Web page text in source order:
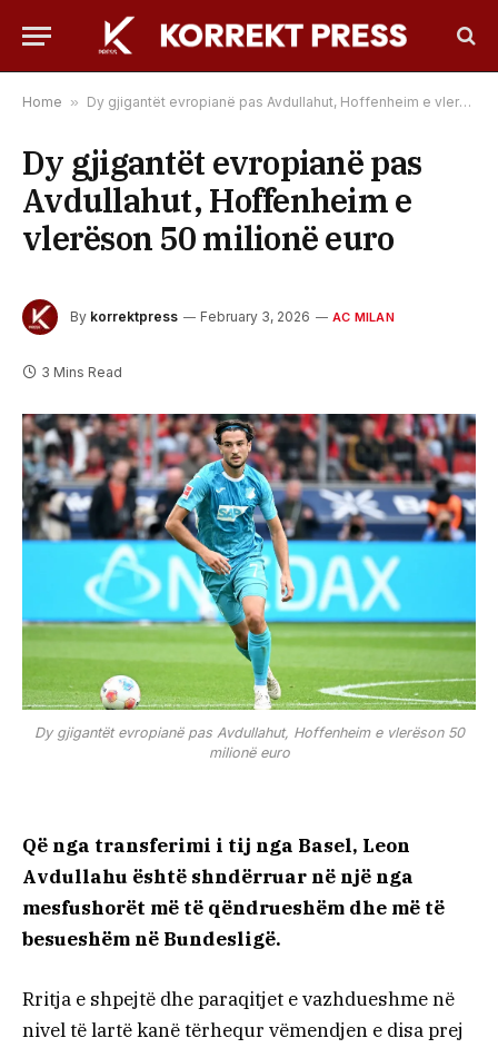
Home » Dy gjigantët evropianë pas Avdullahut, Hoffenheim e vlerëson 50 milionë euro
Dy gjigantët evropianë pas
Avdullahut, Hoffenheim e
vlerëson 50 milionë euro
By korrektpress February 3, 2026 AC MILAN
3 Mins Read
Dy gjigantët evropianë pas Avdullahut, Hoffenheim e vlerëson 50
milionë euro
Që nga transferimi i tij nga Basel, Leon
Avdullahu është shndërruar në një nga
mesfushorët më të qëndrueshëm dhe më të
besueshëm në Bundesligë.
Rritja e shpejtë dhe paraqitjet e vazhdueshme në
nivel të lartë kanë tërhequr vëmendjen e disa prej